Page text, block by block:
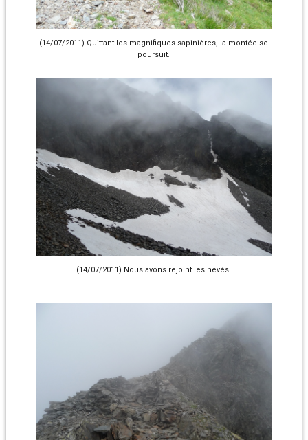
(14/07/2011) Quittant les magnifiques sapinières, la montée se
poursuit.
(14/07/2011) Nous avons rejoint les névés.